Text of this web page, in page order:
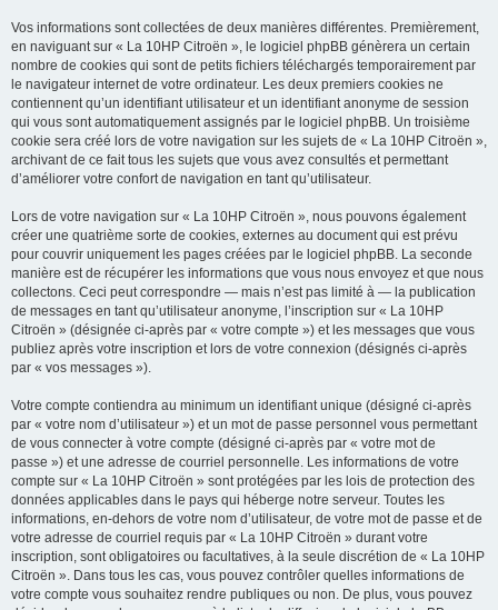
Vos informations sont collectées de deux manières différentes. Premièrement,
en naviguant sur « La 10HP Citroën », le logiciel phpBB génèrera un certain
nombre de cookies qui sont de petits fichiers téléchargés temporairement par
le navigateur internet de votre ordinateur. Les deux premiers cookies ne
contiennent qu’un identifiant utilisateur et un identifiant anonyme de session
qui vous sont automatiquement assignés par le logiciel phpBB. Un troisième
cookie sera créé lors de votre navigation sur les sujets de « La 10HP Citroën »,
archivant de ce fait tous les sujets que vous avez consultés et permettant
d’améliorer votre confort de navigation en tant qu’utilisateur.
Lors de votre navigation sur « La 10HP Citroën », nous pouvons également
créer une quatrième sorte de cookies, externes au document qui est prévu
pour couvrir uniquement les pages créées par le logiciel phpBB. La seconde
manière est de récupérer les informations que vous nous envoyez et que nous
collectons. Ceci peut correspondre — mais n’est pas limité à — la publication
de messages en tant qu’utilisateur anonyme, l’inscription sur « La 10HP
Citroën » (désignée ci-après par « votre compte ») et les messages que vous
publiez après votre inscription et lors de votre connexion (désignés ci-après
par « vos messages »).
Votre compte contiendra au minimum un identifiant unique (désigné ci-après
par « votre nom d’utilisateur ») et un mot de passe personnel vous permettant
de vous connecter à votre compte (désigné ci-après par « votre mot de
passe ») et une adresse de courriel personnelle. Les informations de votre
compte sur « La 10HP Citroën » sont protégées par les lois de protection des
données applicables dans le pays qui héberge notre serveur. Toutes les
informations, en-dehors de votre nom d’utilisateur, de votre mot de passe et de
votre adresse de courriel requis par « La 10HP Citroën » durant votre
inscription, sont obligatoires ou facultatives, à la seule discrétion de « La 10HP
Citroën ». Dans tous les cas, vous pouvez contrôler quelles informations de
votre compte vous souhaitez rendre publiques ou non. De plus, vous pouvez